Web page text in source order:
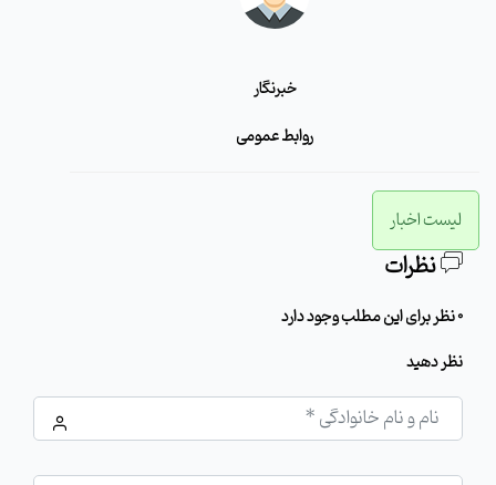
خبرنگار
روابط عمومی
لیست اخبار
نظرات
0 نظر برای این مطلب وجود دارد
نظر دهید